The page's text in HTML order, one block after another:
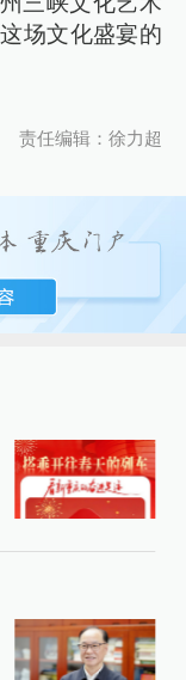
场文化盛宴的
责任编辑：徐力超